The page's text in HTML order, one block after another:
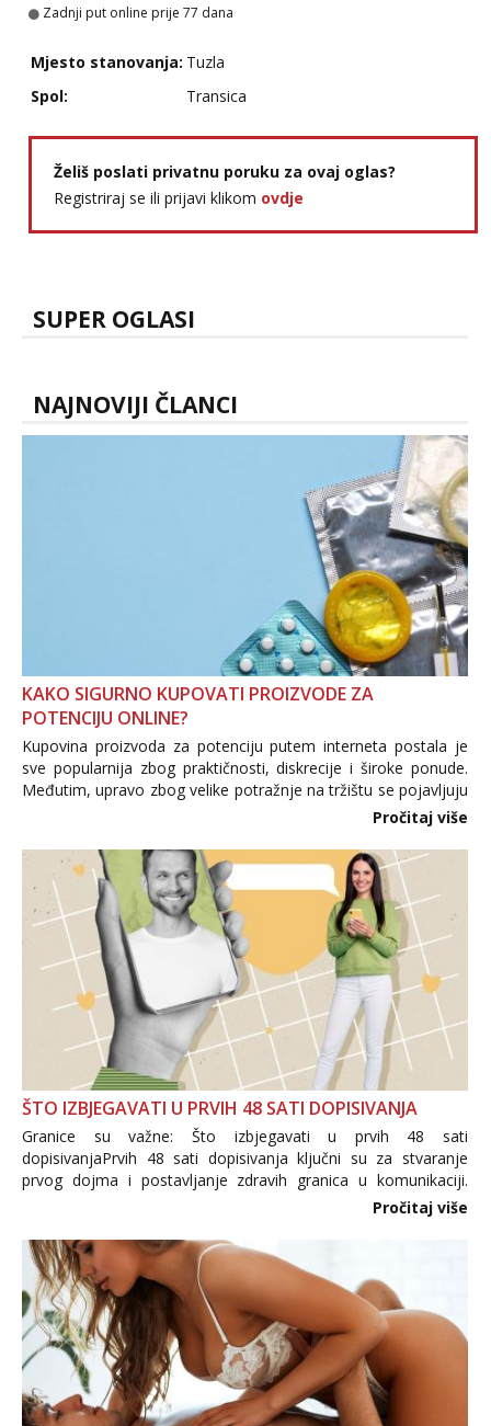
Zadnji put online prije 77 dana
Mjesto stanovanja: Tuzla
Spol:
Transica
Želiš poslati privatnu poruku za ovaj oglas?
Registriraj se ili prijavi klikom ovdje
SUPER OGLASI
NAJNOVIJI ČLANCI
KAKO SIGURNO KUPOVATI PROIZVODE ZA
POTENCIJU ONLINE?
Kupovina proizvoda za potenciju putem interneta postala je
sve popularnija zbog praktičnosti, diskrecije i široke ponude.
Međutim, upravo zbog velike potražnje na tržištu se pojavljuju
i brojni krivotvoreni proizvodi, nepouzdane internetske
Pročitaj više
ŠTO IZBJEGAVATI U PRVIH 48 SATI DOPISIVANJA
Granice su važne: Što izbjegavati u prvih 48 sati
dopisivanjaPrvih 48 sati dopisivanja ključni su za stvaranje
prvog dojma i postavljanje zdravih granica u komunikaciji.
Važno je izbjeći prebrzo otkrivanje osobnih ili intimnih
informacija, jer nepoznata osoba još nije zaslužila to
povjerenje. Takođe...
Pročitaj više